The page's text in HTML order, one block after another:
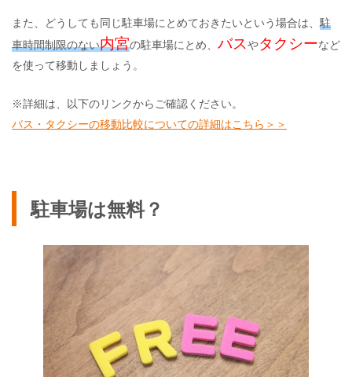
また、どうしても同じ駐車場にとめておきたいという場合は、駐
車時間制限のない内宮の駐車場にとめ、 バスやタクシーなど
を使って移動しましょう。
※詳細は、以下のリンクからご確認ください。
バス・タクシーの移動比較についての詳細はこちら＞＞
駐車場は無料？